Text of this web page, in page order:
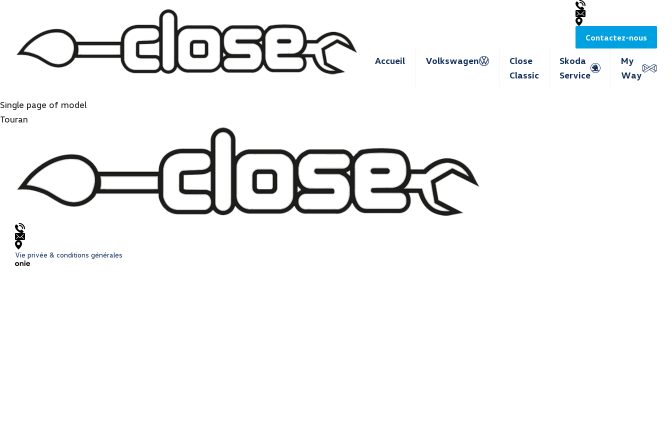
Contactez-nous
Accueil Volkswagen
Close
Classic
Skoda
Service
My
Way
Single page of model
Touran
Vie privée & conditions générales
Onie